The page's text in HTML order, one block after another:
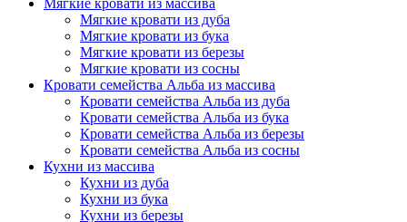
Мягкие кровати из массива
Мягкие кровати из дуба
Мягкие кровати из бука
Мягкие кровати из березы
Мягкие кровати из сосны
Кровати семейства Альба из массива
Кровати семейства Альба из дуба
Кровати семейства Альба из бука
Кровати семейства Альба из березы
Кровати семейства Альба из сосны
Кухни из массива
Кухни из дуба
Кухни из бука
Кухни из березы